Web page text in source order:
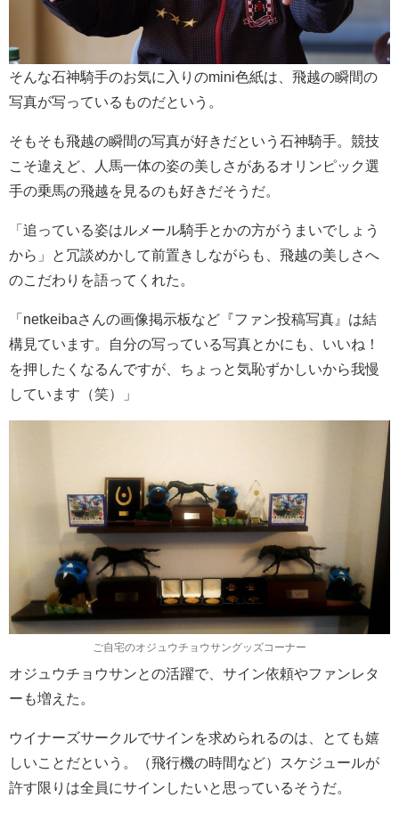
そんな石神騎手のお気に入りのmini色紙は、飛越の瞬間の
写真が写っているものだという。
そもそも飛越の瞬間の写真が好きだという石神騎手。競技
こそ違えど、人馬一体の姿の美しさがあるオリンピック選
手の乗馬の飛越を見るのも好きだそうだ。
「追っている姿はルメール騎手とかの方がうまいでしょう
から」と冗談めかして前置きしながらも、飛越の美しさへ
のこだわりを語ってくれた。
「netkeibaさんの画像掲示板など『ファン投稿写真』は結
構見ています。自分の写っている写真とかにも、いいね！
を押したくなるんですが、ちょっと気恥ずかしいから我慢
しています（笑）」
ご自宅のオジュウチョウサングッズコーナー
オジュウチョウサンとの活躍で、サイン依頼やファンレタ
ーも増えた。
ウイナーズサークルでサインを求められるのは、とても嬉
しいことだという。（飛行機の時間など）スケジュールが
許す限りは全員にサインしたいと思っているそうだ。